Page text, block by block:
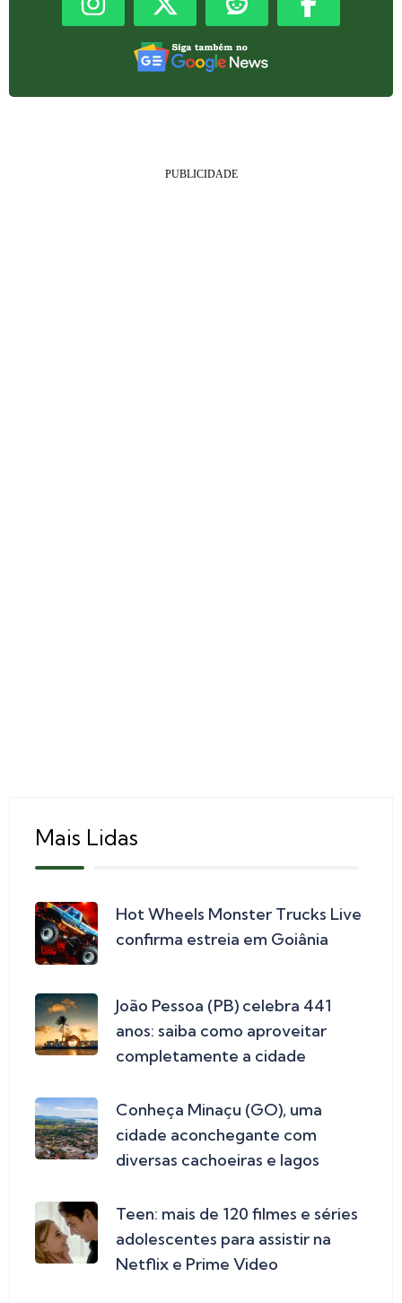
Mais Lidas
Hot Wheels Monster Trucks Live
confirma estreia em Goiânia
João Pessoa (PB) celebra 441
anos: saiba como aproveitar
completamente a cidade
Conheça Minaçu (GO), uma
cidade aconchegante com
diversas cachoeiras e lagos
Teen: mais de 120 filmes e séries
adolescentes para assistir na
Netflix e Prime Video